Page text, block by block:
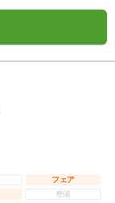
フェア
整備